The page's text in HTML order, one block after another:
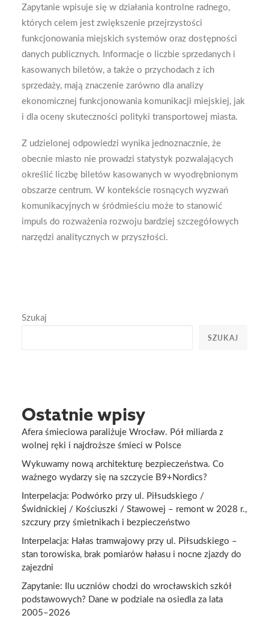
Zapytanie wpisuje się w działania kontrolne radnego,
których celem jest zwiększenie przejrzystości
funkcjonowania miejskich systemów oraz dostępności
danych publicznych. Informacje o liczbie sprzedanych i
kasowanych biletów, a także o przychodach z ich
sprzedaży, mają znaczenie zarówno dla analizy
ekonomicznej funkcjonowania komunikacji miejskiej, jak
i dla oceny skuteczności polityki transportowej miasta.
Z udzielonej odpowiedzi wynika jednoznacznie, że
obecnie miasto nie prowadzi statystyk pozwalających
określić liczbę biletów kasowanych w wyodrębnionym
obszarze centrum. W kontekście rosnących wyzwań
komunikacyjnych w śródmieściu może to stanowić
impuls do rozważenia rozwoju bardziej szczegółowych
narzędzi analitycznych w przyszłości.
Szukaj
SZUKAJ
Ostatnie wpisy
Afera śmieciowa paraliżuje Wrocław. Pół miliarda z
wolnej ręki i najdroższe śmieci w Polsce
Wykuwamy nową architekturę bezpieczeństwa. Co
ważnego wydarzy się na szczycie B9+Nordics?
Interpelacja: Podwórko przy ul. Piłsudskiego /
Świdnickiej / Kościuszki / Stawowej – remont w 2028 r.,
szczury przy śmietnikach i bezpieczeństwo
Interpelacja: Hałas tramwajowy przy ul. Piłsudskiego –
stan torowiska, brak pomiarów hałasu i nocne zjazdy do
zajezdni
Zapytanie: Ilu uczniów chodzi do wrocławskich szkół
podstawowych? Dane w podziale na osiedla za lata
2005–2026